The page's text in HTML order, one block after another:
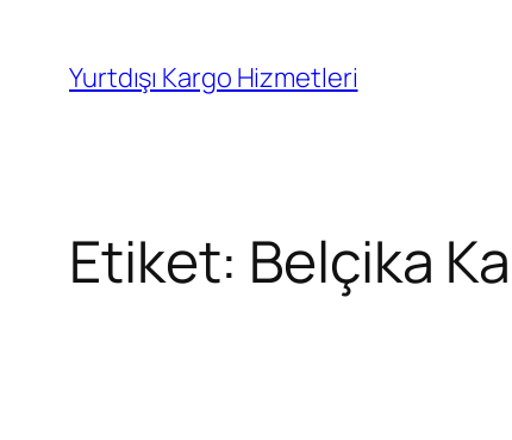
Yurtdışı Kargo Hizmetleri
Etiket: Belçika